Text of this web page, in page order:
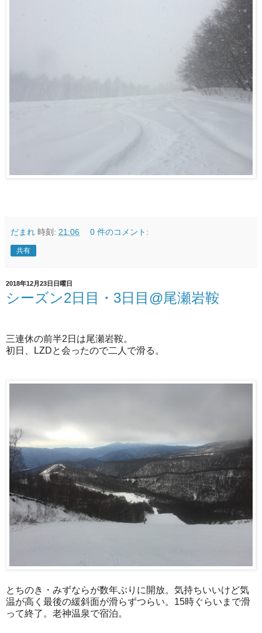
だまれ 時刻: 21:06 0 件のコメント:
共有
2018年12月23日日曜日
シーズン2日目・3日目@尾瀬岩鞍
三連休の前半2日は尾瀬岩鞍。
初日、LZDと会ったので二人で滑る。
とちのき・みずならが数年ぶりに開放。気持ちいいけど気
温が高く最後の緩斜面が滑らずつらい。15時ぐらいまで滑
って終了。老神温泉で宿泊。